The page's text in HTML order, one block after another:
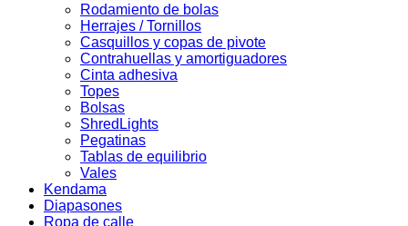
Rodamiento de bolas
Herrajes / Tornillos
Casquillos y copas de pivote
Contrahuellas y amortiguadores
Cinta adhesiva
Topes
Bolsas
ShredLights
Pegatinas
Tablas de equilibrio
Vales
Kendama
Diapasones
Ropa de calle